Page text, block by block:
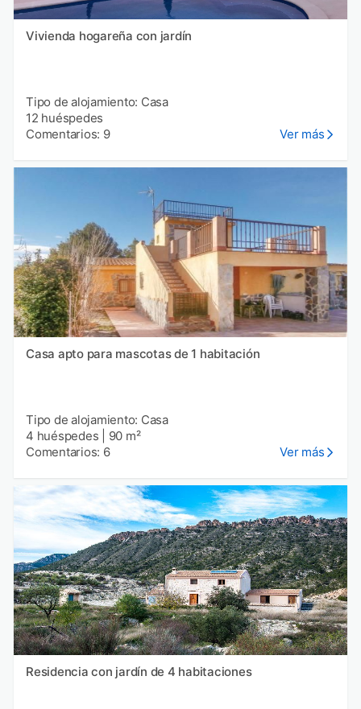
Vivienda hogareña con jardín
Tipo de alojamiento: Casa
12 huéspedes
Comentarios: 9
Ver más
Casa apto para mascotas de 1 habitación
Tipo de alojamiento: Casa
4 huéspedes
90 m²
Comentarios: 6
Ver más
Residencia con jardín de 4 habitaciones